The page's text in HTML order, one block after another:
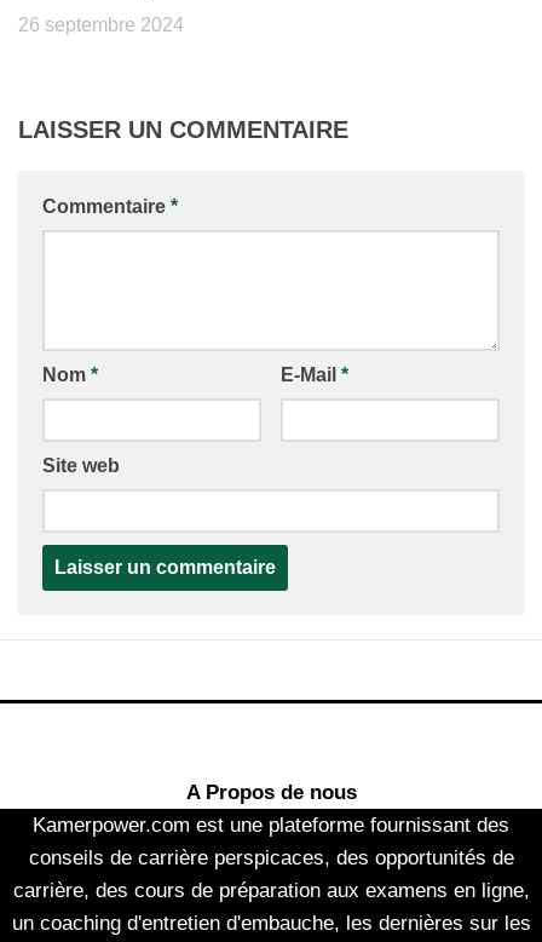
26 septembre 2024
LAISSER UN COMMENTAIRE
Commentaire *
Nom * E-Mail *
Site web
A Propos de nous
Kamerpower.com est une plateforme fournissant des
conseils de carrière perspicaces, des opportunités de
carrière, des cours de préparation aux examens en ligne,
un coaching d'entretien d'embauche, les dernières sur les